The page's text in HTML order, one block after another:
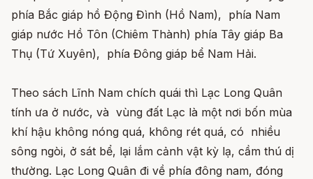
phía Bắc giáp hồ Động Đình (Hồ Nam), phía Nam
giáp nước Hồ Tôn (Chiêm Thành) phía Tây giáp Ba
Thụ (Tứ Xuyên), phía Đông giáp bể Nam Hải.
Theo sách Lĩnh Nam chích quái thì Lạc Long Quân
tính ưa ở nước, và vùng đất Lạc là một nơi bốn mùa
khí hậu không nóng quá, không rét quá, có nhiều
sông ngòi, ở sát bể, lại lắm cảnh vật kỳ lạ, cầm thú dị
thường. Lạc Long Quân đi về phía đông nam, đóng